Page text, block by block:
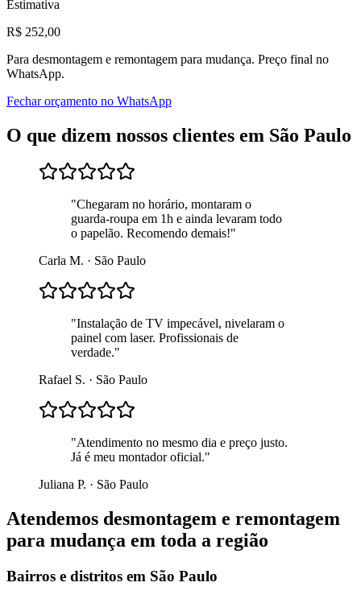
Estimativa
R$ 252,00
Para desmontagem e remontagem para mudança. Preço final no
WhatsApp.
Fechar orçamento no WhatsApp
O que dizem nossos clientes em São Paulo
"Chegaram no horário, montaram o
guarda-roupa em 1h e ainda levaram todo
o papelão. Recomendo demais!"
Carla M. · São Paulo
"Instalação de TV impecável, nivelaram o
painel com laser. Profissionais de
verdade."
Rafael S. · São Paulo
"Atendimento no mesmo dia e preço justo.
Já é meu montador oficial."
Juliana P. · São Paulo
Atendemos desmontagem e remontagem
para mudança em toda a região
Bairros e distritos em São Paulo